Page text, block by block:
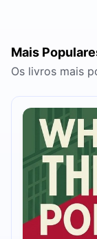
Mais
Os livros mais